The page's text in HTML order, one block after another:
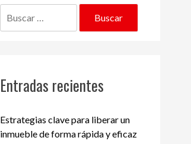
Entradas recientes
Estrategias clave para liberar un
inmueble de forma rápida y eficaz